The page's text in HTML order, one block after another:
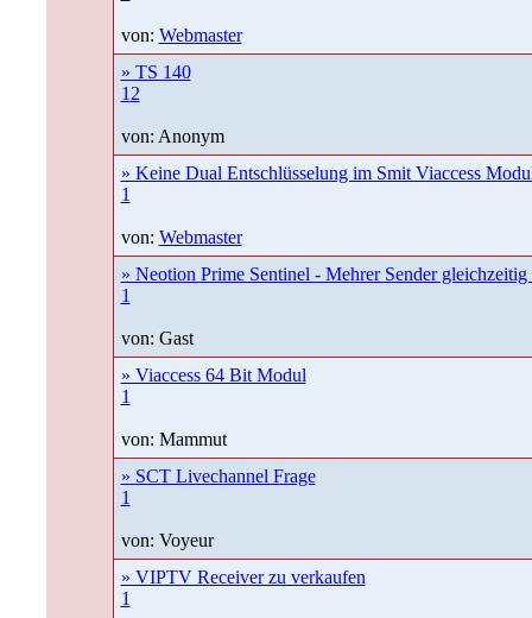
von: Webmaster
» TS 140
1 2
von: Anonym
» Keine Dual Entschlüsselung im Smit Viaccess
1
von: Webmaster
» Neotion Prime Sentinel - Mehrer Sender gleichzeitig
1
von: Gast
» Viaccess 64 Bit Modul
1
von: Mammut
» SCT Livechannel Frage
1
von: Voyeur
» VIPTV Receiver zu verkaufen
1